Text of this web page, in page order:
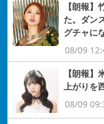
【朗報
た。ダン
グチャに
08/09
【朗報
上がりを
08/09